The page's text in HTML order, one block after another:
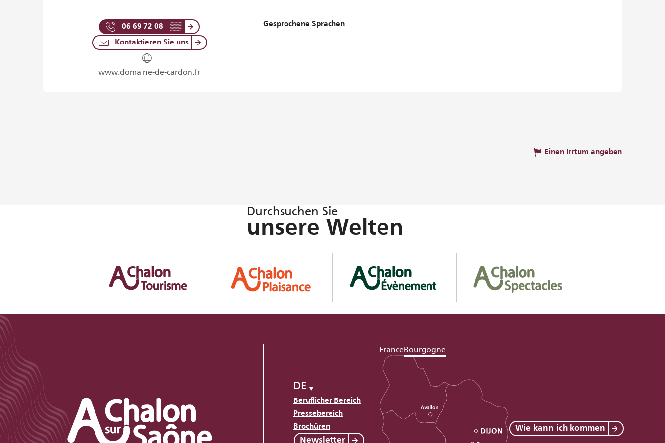
06 69 72 08 ▒▒
Kontaktieren Sie uns
www.domaine-de-cardon.fr
Gesprochene Sprachen
Gesprochene Sprachen
Einen Irrtum angeben
Durchsuchen Sie
unsere Welten
DE
Beruflicher Bereich
Pressebereich
Brochüren
Newsletter
FranceBourgogne
Wie kann ich kommen